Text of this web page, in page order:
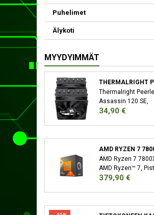
Puhelimet
Älykoti
MYYDYIMMÄT
Thermalright
Assassin 120 SE,
Jäähdytyslevy/
Hinta
34,90 €
AMD Ryzen 7
AMD Ryzen™ 7,
AM5, 5 nm, AMD,
Hinta
379,90 €